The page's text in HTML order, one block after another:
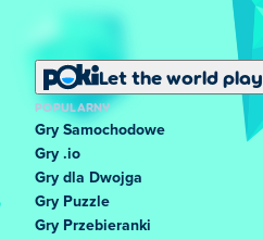
Let the world play
POPULARNY
Gry Samochodowe
Gry .io
Gry dla Dwojga
Gry Puzzle
Gry Przebieranki